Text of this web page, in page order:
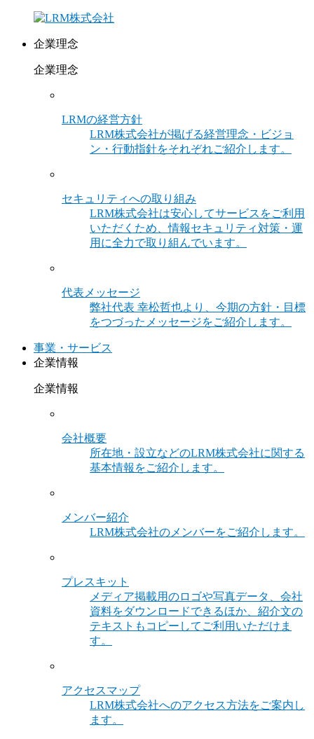
企業理念
企業理念
LRMの経営方針
LRM株式会社が掲げる経営理念・ビジョ
ン・行動指針をそれぞれご紹介します。
セキュリティへの取り組み
LRM株式会社は安心してサービスをご利用
いただくため、情報セキュリティ対策・運
用に全力で取り組んでいます。
代表メッセージ
弊社代表 幸松哲也より、今期の方針・目標
をつづったメッセージをご紹介します。
事業・サービス
企業情報
企業情報
会社概要
所在地・設立などのLRM株式会社に関する
基本情報をご紹介します。
メンバー紹介
LRM株式会社のメンバーをご紹介します。
プレスキット
メディア掲載用のロゴや写真データ、会社
資料をダウンロードできるほか、紹介文の
テキストもコピーしてご利用いただけま
す。
アクセスマップ
LRM株式会社へのアクセス方法をご案内し
ます。